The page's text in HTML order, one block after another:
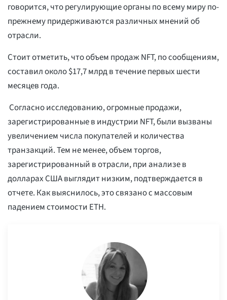
говорится, что регулирующие органы по всему миру по-
прежнему придерживаются различных мнений об
отрасли.
Стоит отметить, что объем продаж NFT, по сообщениям,
составил около $17,7 млрд в течение первых шести
месяцев года.
Согласно исследованию, огромные продажи,
зарегистрированные в индустрии NFT, были вызваны
увеличением числа покупателей и количества
транзакций. Тем не менее, объем торгов,
зарегистрированный в отрасли, при анализе в
долларах США выглядит низким, подтверждается в
отчете. Как выяснилось, это связано с массовым
падением стоимости ETH.